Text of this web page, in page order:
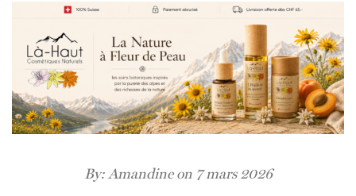
By: Amandine on 7 mars 2026